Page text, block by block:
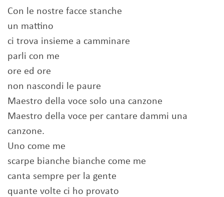
Con le nostre facce stanche
un mattino
ci trova insieme a camminare
parli con me
ore ed ore
non nascondi le paure
Maestro della voce solo una canzone
Maestro della voce per cantare dammi una
canzone.
Uno come me
scarpe bianche bianche come me
canta sempre per la gente
quante volte ci ho provato